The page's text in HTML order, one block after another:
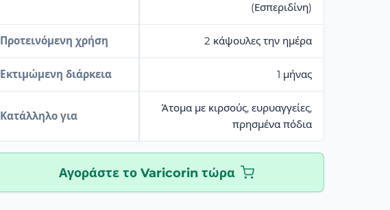
(Εσπεριδίνη)
Προτεινόμενη χρήση 2 κάψουλες την ημέρα
Εκτιμώμενη διάρκεια 1 μήνας
Κατάλληλο για
Άτομα με κιρσούς, ευρυαγγείες,
πρησμένα πόδια
Αγοράστε το Varicorin τώρα